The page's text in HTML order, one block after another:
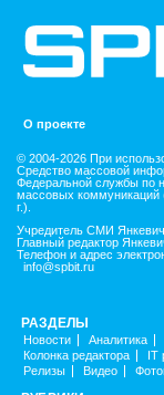
О проекте
© 2004-2026 При
Средство массовой
Федеральной службы по
массовых коммуникаций
г.).
Учредитель СМИ
Главный редактор
Телефон и адрес
info@spbit.ru
РАЗДЕЛЫ
Новости Аналитика
Колонка редактора
IT
Релизы
Видео